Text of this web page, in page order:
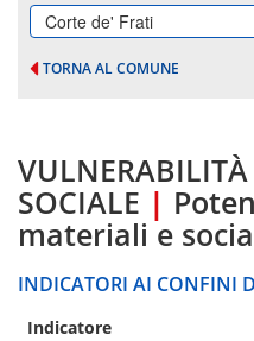
Corte de' Frati
TORNA AL COMUNE
SOCIALE |
materiali e
INDICATORI AI CONFINI
Indicatore